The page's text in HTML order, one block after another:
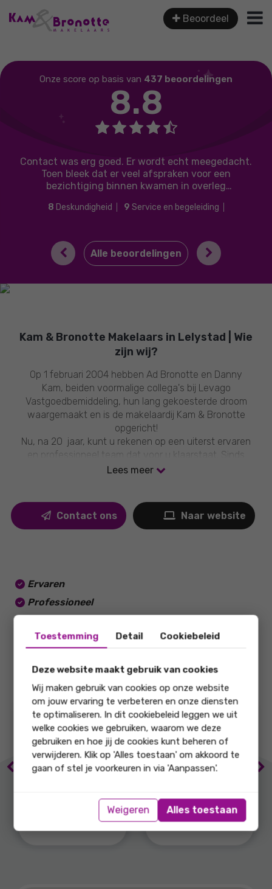
Beoordeel
Onze score op basis van 437 beoordelingen
8.8
Contact was erg goed. Er wordt echt meegedacht.
Toen bleek dat er veel afspraken voor een
bezichtiging binnen kwamen in overleg
8 Deskundigheid 9 Service en begeleiding
PreviousAlle beoordelingen Next
Kam & Bronotte Makelaars in Lelystad | Wie
zijn wij?
Op 1 februari 2004 hebben Ad Bronotte en Danny
Kam, beiden voormalige collega's bij Levago
Vastgoedbemiddeling, hun lang gekoesterde droom
waargemaakt en is de makelaardij Kam & Bronotte
opgericht!
Nu, na 20 jaar, kunt u rekenen op een uiterst ervaren
en professioneel team dat voor u klaarstaat. Sinds
2007 zijn wij de onbetwiste nummer 1 makelaar in
Heeft u plannen om te kopen of verkopen? Behoefte
Kam & Bronotte makelaars: Dit zijn wij!
Lees meer
Contact ons Naar website
Ervaren
Professioneel
Betrouwbaar
9.7
onze score op
Marktkennis
9.2
onze score op
Lokale
Previous
Toestemming Detail Cookiebeleid
Deze website maakt gebruik van cookies
Wij maken gebruik van cookies op onze website
om jouw ervaring te verbeteren en onze diensten
te optimaliseren. In dit cookiebeleid leggen we uit
welke cookies we gebruiken, waarom we deze
gebruiken en hoe jij de cookies kunt beheren of
verwijderen. Klik op 'Alles toestaan' om akkoord te
gaan of stel je voorkeuren in via 'Aanpassen'.
Weigeren Alles toestaan